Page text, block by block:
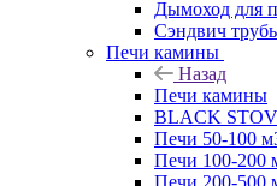
Дымоход для
Сэндвич
Печи камины
Назад
Печи камины
BLACK
Печи 50-100
Печи 100-200
Печи 200-500